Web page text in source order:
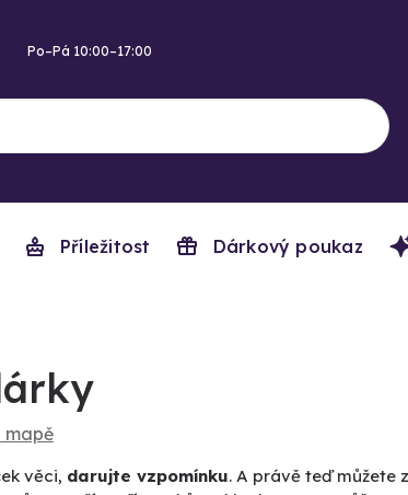
Po–Pá 10:00–17:00
Příležitost Dárkový poukaz
mapě
věci, darujte vzpomínku. A právě teď můžete